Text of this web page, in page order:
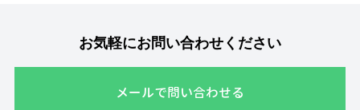
お気軽にお問い合わせください
メールで問い合わせる